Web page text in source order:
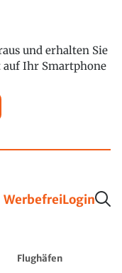
und erhalten Sie
Ihr Smartphone
WerbefreiLogin
Flughäfen